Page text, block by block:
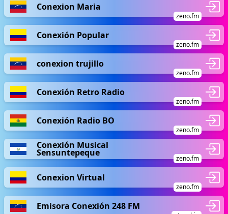
Conexion Maria
zeno.fm
Conexión Popular
zeno.fm
conexion trujillo
zeno.fm
Conexión Retro Radio
zeno.fm
Conexión Radio BO
zeno.fm
Conexión Musical
Sensuntepeque
zeno.fm
Conexion Virtual
zeno.fm
Emisora Conexión 248 FM